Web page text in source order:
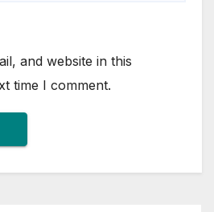
and website in this
time I comment.